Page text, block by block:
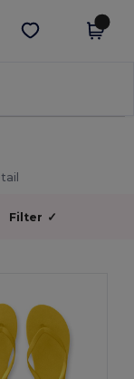
Hent app
Filter ✓